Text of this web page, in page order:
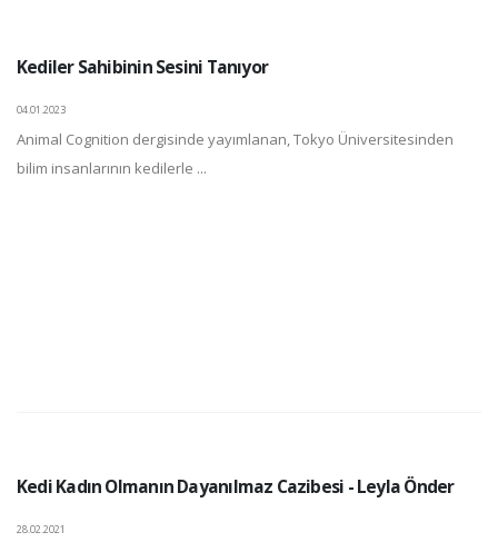
Kediler Sahibinin Sesini Tanıyor
04.01.2023
Animal Cognition dergisinde yayımlanan, Tokyo Üniversitesinden
bilim insanlarının kedilerle ...
Kedi Kadın Olmanın Dayanılmaz Cazibesi - Leyla Önder
28.02.2021